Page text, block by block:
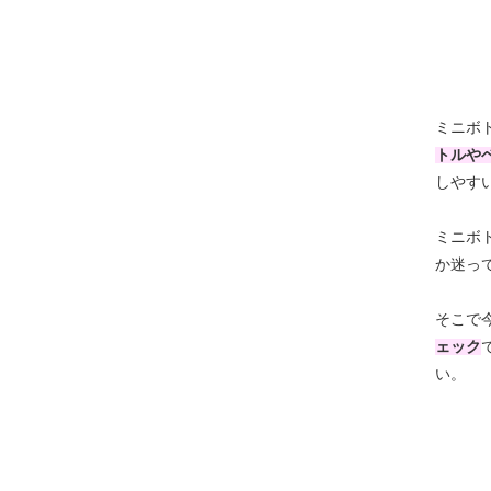
ミニボ
トルや
しやす
ミニボ
か迷っ
そこで
ェック
い。